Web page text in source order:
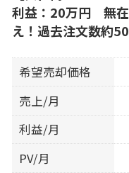
利益：20万円 無在
え！過去注文数約
希望売却価格
売上/月
利益/月
PV/月